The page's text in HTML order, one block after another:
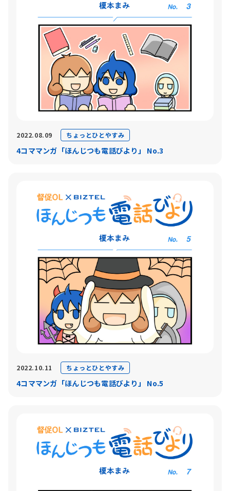
2022.08.09 ちょっとひとやすみ
4コママンガ「ほんじつも電話びより」 No.3
2022.10.11 ちょっとひとやすみ
4コママンガ「ほんじつも電話びより」 No.5